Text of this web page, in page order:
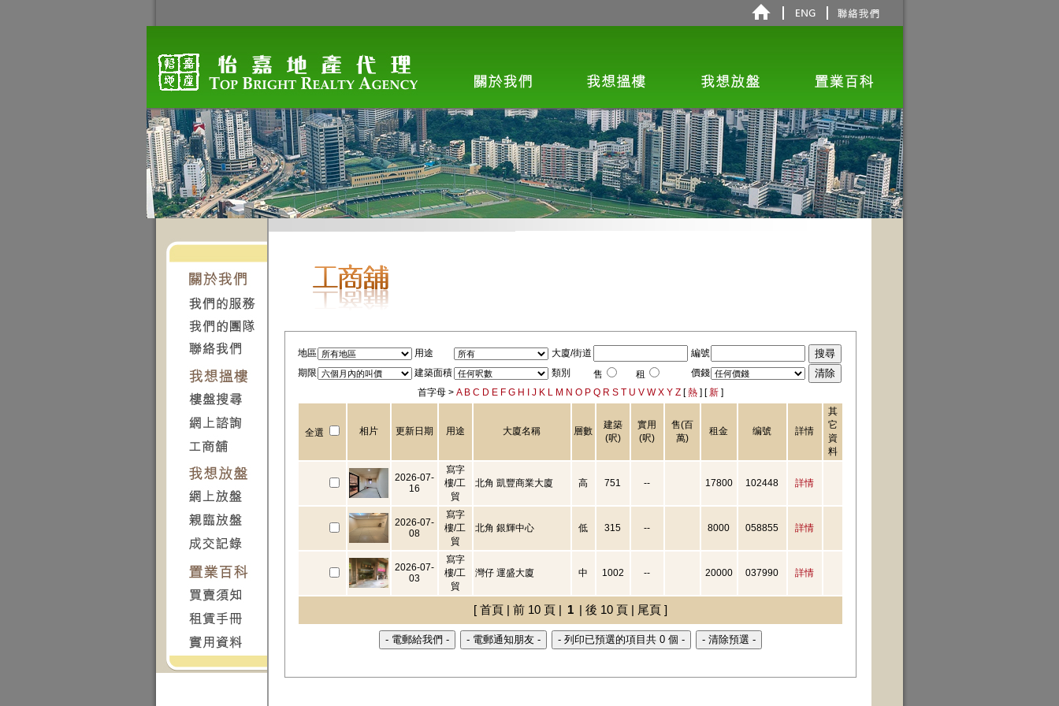
地區 用途 大廈/街道
編號
期限
建築面積 類別 售 租
價錢
首字母 > A B C D E F G H J K L M N O P Q R S T U V W X Y Z[熱 ] [新 ]
全選 相片 更新日期 用途 大廈名稱 層數
建築
(呎)
實用
(呎)
售(百
萬)
租金 编號 詳情
其
它
資
料
2026-07-
16
寫字
樓/工
貿
北角 凱豐商業大廈 高 751 -- 17800 102448 詳情
2026-07-
08
寫字
樓/工
貿
北角 銀輝中心 低 315 -- 8000 058855 詳情
2026-07-
03
寫字
樓/工
貿
灣仔 運盛大廈 中 1002 -- 20000 037990 詳情
[ 首頁 | 前 10 頁 | 1 | 後 10 頁 | 尾頁 ]